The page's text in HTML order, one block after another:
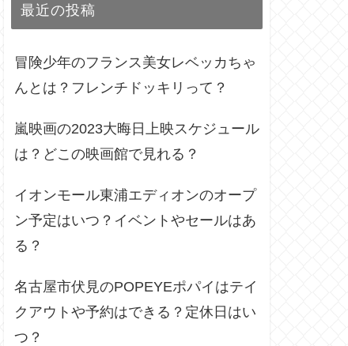
最近の投稿
冒険少年のフランス美女レベッカちゃ
んとは？フレンチドッキリって？
嵐映画の2023大晦日上映スケジュール
は？どこの映画館で見れる？
イオンモール東浦エディオンのオープ
ン予定はいつ？イベントやセールはあ
る？
名古屋市伏見のPOPEYEポパイはテイ
クアウトや予約はできる？定休日はい
つ？